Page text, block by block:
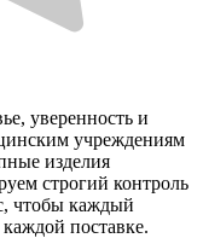
уверенность и
учреждениям
изделия
строгий контроль
чтобы каждый
поставке.